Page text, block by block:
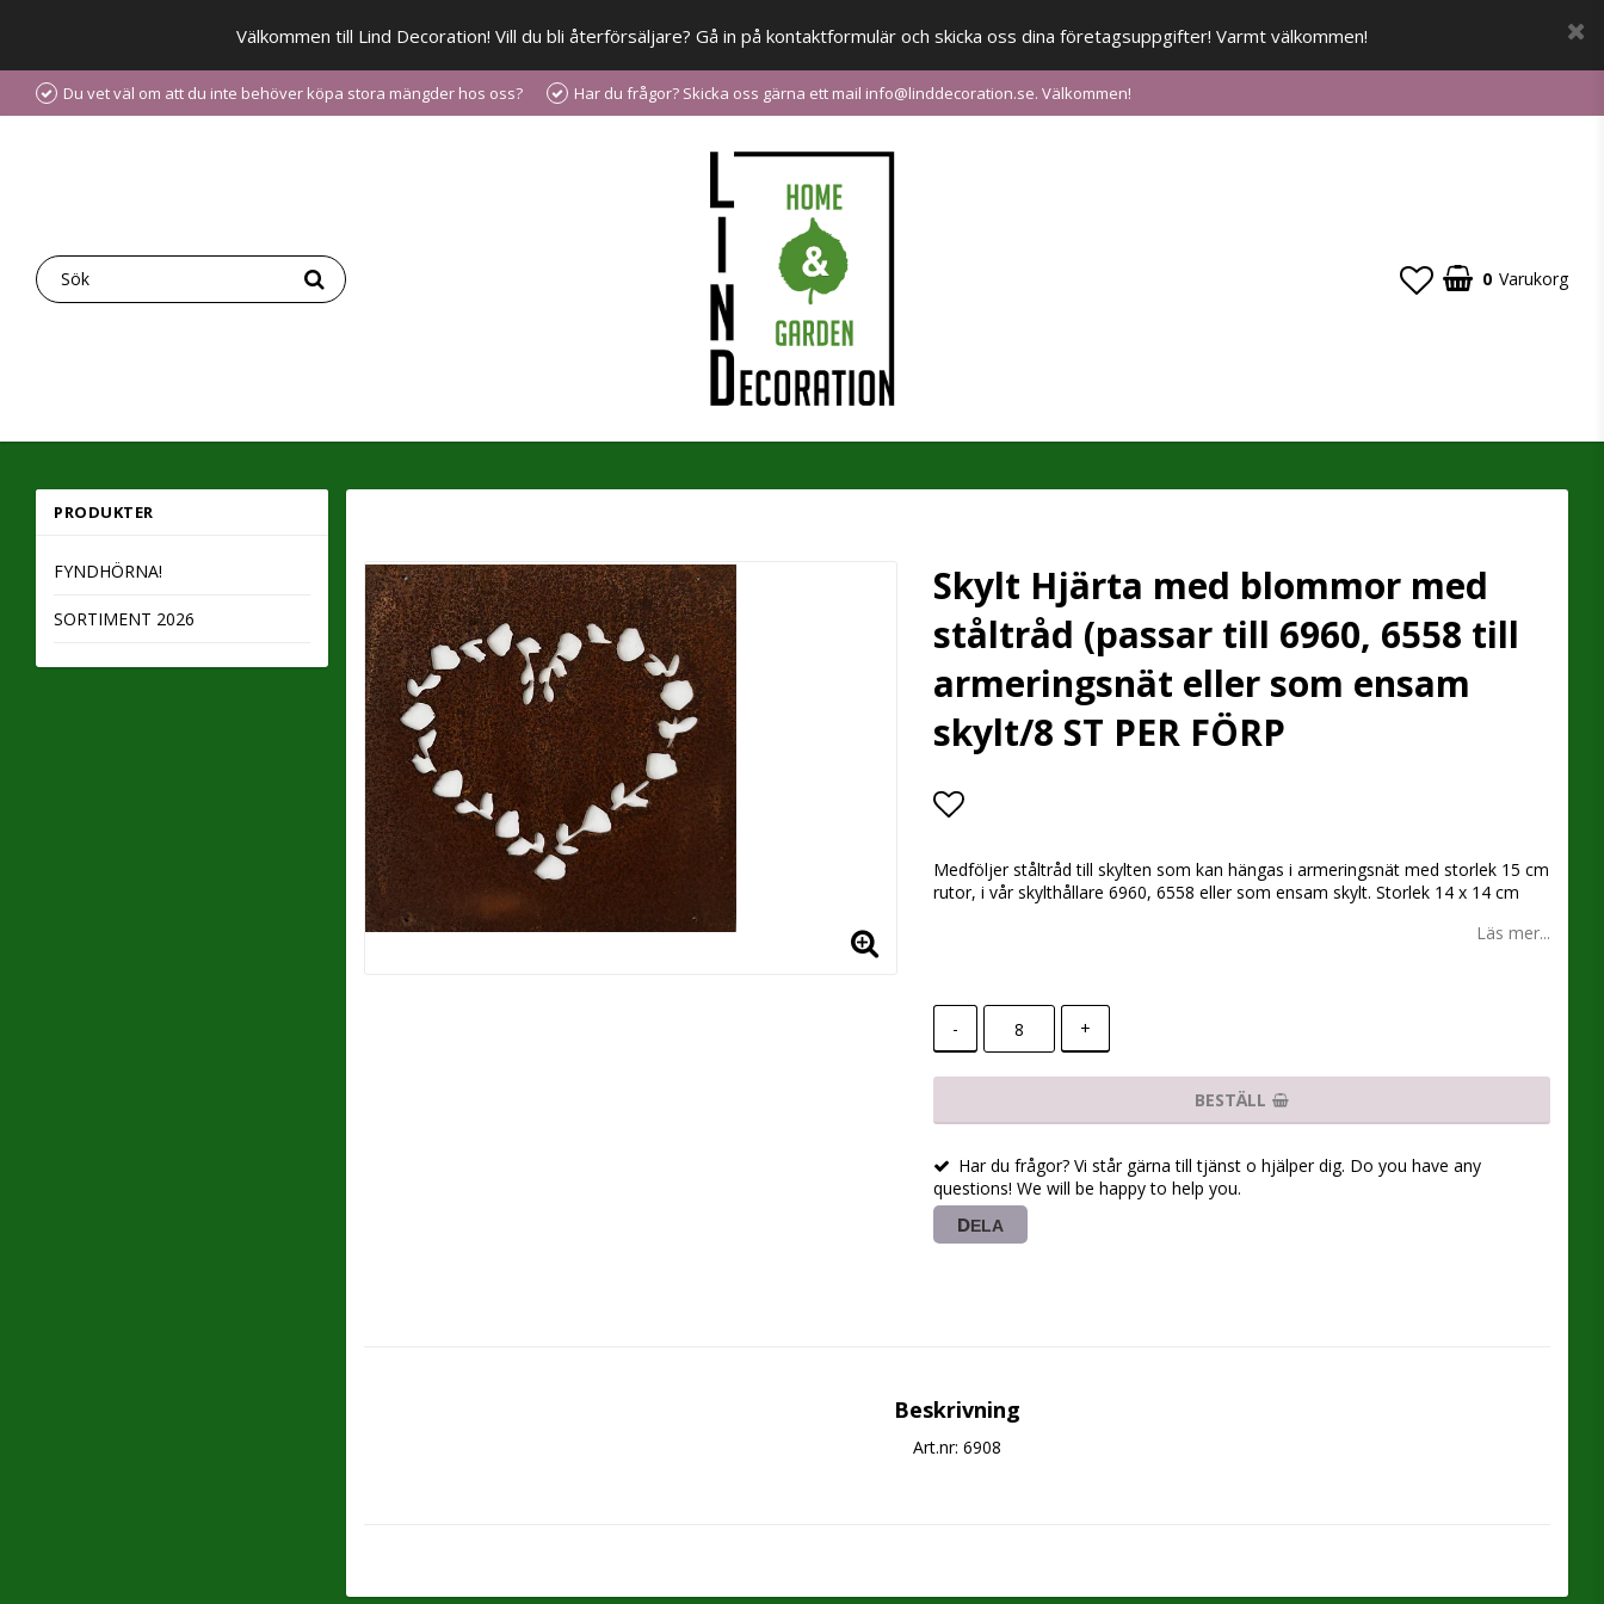
Välkommen till Lind Decoration! Vill du bli återförsäljare? Gå in på kontaktformulär och skicka oss dina företagsuppgifter! Varmt välkommen!
Du vet väl om att du inte behöver köpa stora mängder hos oss? Har du frågor? Skicka oss gärna ett mail info@linddecoration.se. Välkommen!
0 Varukorg
PRODUKTER
FYNDHÖRNA!
SORTIMENT 2026
Skylt Hjärta med blommor med
ståltråd (passar till 6960, 6558 till
armeringsnät eller som ensam
skylt/8 ST PER FÖRP
Lägg till i favoritlistan
Medföljer ståltråd till skylten som kan hängas i armeringsnät med storlek 15 cm
rutor, i vår skylthållare 6960, 6558 eller som ensam skylt. Storlek 14 x 14 cm
Läs mer...
- +
BESTÄLL
Har du frågor? Vi står gärna till tjänst o hjälper dig. Do you have any
questions! We will be happy to help you.
DELA
Beskrivning
Art.nr: 6908